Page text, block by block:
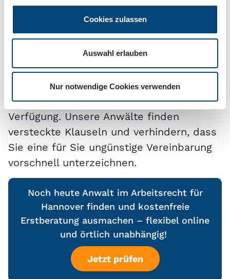
Cookies zulassen
Auswahl erlauben
Nur notwendige Cookies verwenden
Begründung oder Beendigung des
Arbeitsverhältnisses. Hier sollten Sie auf
Nummer sicher gehen und den Vertrag
von einem erfahrenen Anwalt für
Arbeitsrecht prüfen lassen. In Hannover
steht Ihnen auch hier die qualifizierte
helpcheck-Online-Rechtsberatung zur
Verfügung. Unsere Anwälte finden
versteckte Klauseln und verhindern, dass
Sie eine für Sie ungünstige Vereinbarung
vorschnell unterzeichnen.
Noch heute Anwalt im Arbeitsrecht für
Hannover finden und kostenfreie
Erstberatung ausmachen – flexibel online
und örtlich unabhängig!
Jetzt prüfen